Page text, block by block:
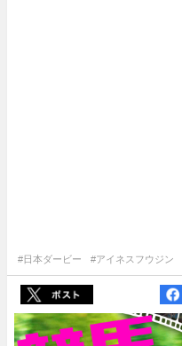
#日本ダービー #アイネスフウジン